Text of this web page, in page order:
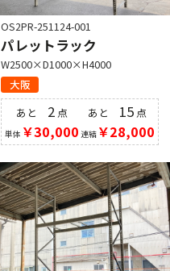
OS2PR-251124-001
パレットラック
W2500×D1000×H4000
大阪
あと 2 点
単体 ￥30,000
あと 15 点
連結￥28,000